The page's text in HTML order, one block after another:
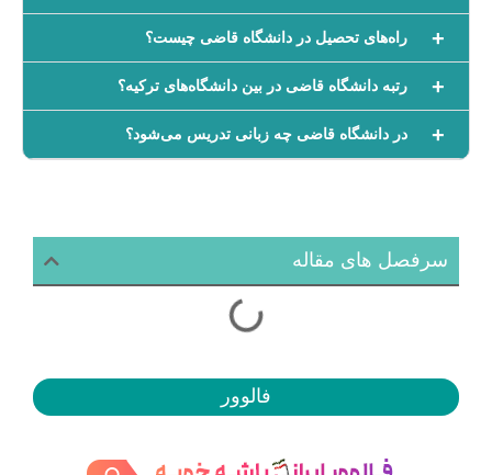
راه‌های تحصیل در دانشگاه قاضی چیست؟
رتبه دانشگاه قاضی در بین دانشگاه‌های ترکیه؟
در دانشگاه قاضی چه زبانی تدریس می‌شود؟
سرفصل های مقاله
فالوور